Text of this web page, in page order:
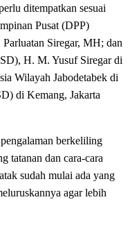
ditempatkan sesuai
Pusat (DPP)
Siregar, MH; dan
H. M. Yusuf Siregar di
Wilayah Jabodetabek di
di Kemang, Jakarta
berkeliling
tatanan dan cara-cara
sudah mulai ada yang
agar lebih